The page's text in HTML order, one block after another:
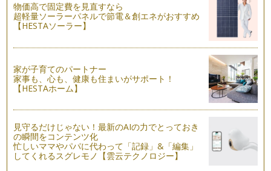
年賀状にも役立つ！美しい宛名で印象UP
手紙を見た時まず目に入るのが宛名。宛名が丁寧かどうかが、
出した人の印象を左右すると言っても…
書きやすい筆記具と正しい姿勢・持ち方で美文字に近づく！
いざ字の練習を始めたけれども、思うように書けない…そんな
時には、使っている筆…
るたった3つのコツ
結婚や出産を経て、手書きで文字を書く機会が増えたという方
も多いはず。でも、きれいに書きたい…
物価高で固定費を見直すなら
超軽量ソーラーパネルで節電＆創エネがおすすめ
【HESTAソーラー】
家が子育てのパートナー
家事も、心も、健康も住まいがサポート！
【HESTAホーム】
見守るだけじゃない！最新のAIの力でとっておき
の瞬間をコンテンツ化
忙しいママやパパに代わって「記録」&「編集」
してくれるスグレモノ【雲云テクノロジー】